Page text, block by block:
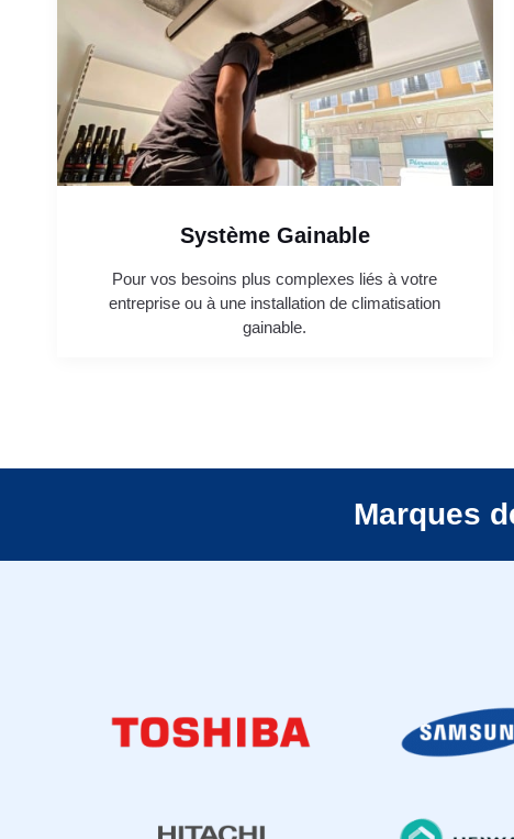
Système Gainable
Pour vos besoins plus complexes liés à votre
entreprise ou à une installation de climatisation
gainable.
Marques